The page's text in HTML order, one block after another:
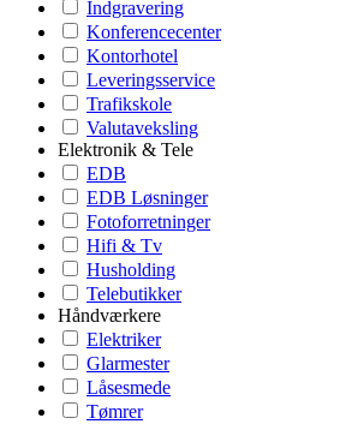
Indgravering
Konferencecenter
Kontorhotel
Leveringsservice
Trafikskole
Valutaveksling
Elektronik & Tele
EDB
EDB Løsninger
Fotoforretninger
Hifi & Tv
Husholding
Telebutikker
Håndværkere
Elektriker
Glarmester
Låsesmede
Tømrer